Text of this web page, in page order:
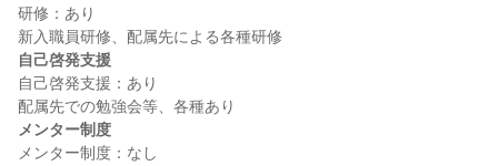
研修：あり
自己啓発支援
自己啓発支援：あり
メンター制度